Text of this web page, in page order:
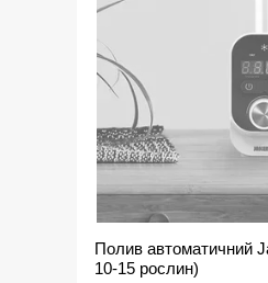
Полив автоматичний
10-15 рослин)